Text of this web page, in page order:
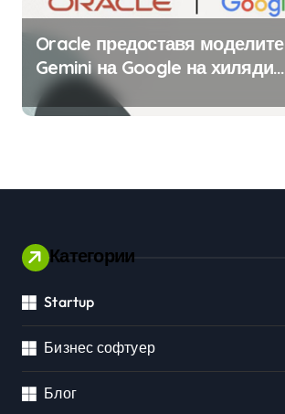
Oracle предоставя моделите
Gemini на Google на хиляди
клиенти на бизнес
приложения
Категории
Startup
Бизнес софтуер
Блог